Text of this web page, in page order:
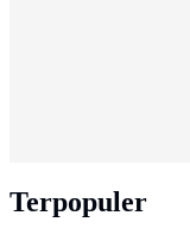
Terpopuler